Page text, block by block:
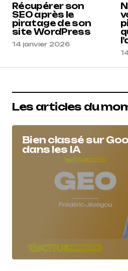
Récupérer son
SEO après le
piratage de son
site WordPress
14 janvier 2026
Les articles du
Bien classé sur
dans les IA